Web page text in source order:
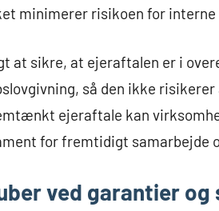
minimerer risikoen for
at sikre, at ejeraftalen er i
så den ikke
ejeraftale kan
for fremtidigt samarbejde
ved garantier